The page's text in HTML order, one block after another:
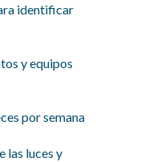
identificar
y equipos
por semana
las luces y